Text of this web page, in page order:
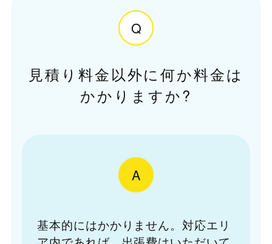
Q
見積り料金以外に何か料金は
かかりますか?
A
基本的にはかかりません。対応エリ